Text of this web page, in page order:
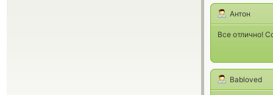
Антон
Все отлично!
Babloved